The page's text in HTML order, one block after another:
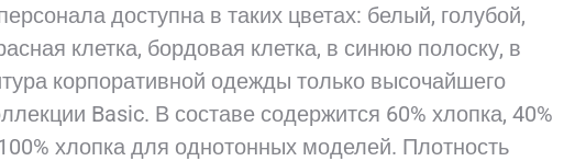
доступна в таких цветах: белый, голубой,
клетка, бордовая клетка, в синюю полоску, в
корпоративной одежды только высочайшего
Basic. В составе содержится 60% хлопка, 40%
хлопка для однотонных моделей. Плотность